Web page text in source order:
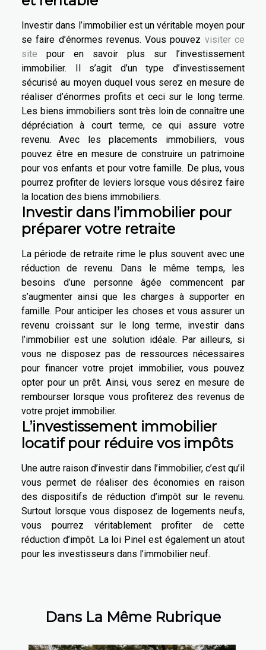
Investir dans l’immobilier est un véritable moyen pour
se faire d’énormes revenus. Vous pouvez visiter ce
site pour en savoir plus sur l’investissement
immobilier. Il s’agit d’un type d’investissement
sécurisé au moyen duquel vous serez en mesure de
réaliser d’énormes profits et ceci sur le long terme.
Les biens immobiliers sont très loin de connaître une
dépréciation à court terme, ce qui assure votre
revenu. Avec les placements immobiliers, vous
pouvez être en mesure de construire un patrimoine
pour vos enfants et pour votre famille. De plus, vous
pourrez profiter de leviers lorsque vous désirez faire
la location des biens immobiliers.
Investir dans l’immobilier pour
préparer votre retraite
La période de retraite rime le plus souvent avec une
réduction de revenu. Dans le même temps, les
besoins d’une personne âgée commencent par
s’augmenter ainsi que les charges à supporter en
famille. Pour anticiper les choses et vous assurer un
revenu croissant sur le long terme, investir dans
l’immobilier est une solution idéale. Par ailleurs, si
vous ne disposez pas de ressources nécessaires
pour financer votre projet immobilier, vous pouvez
opter pour un prêt. Ainsi, vous serez en mesure de
rembourser lorsque vous profiterez des revenus de
votre projet immobilier.
L’investissement immobilier
locatif pour réduire vos impôts
Une autre raison d’investir dans l’immobilier, c’est qu’il
vous permet de réaliser des économies en raison
des dispositifs de réduction d’impôt sur le revenu.
Surtout lorsque vous disposez de logements neufs,
vous pourrez véritablement profiter de cette
réduction d’impôt. La loi Pinel est également un atout
pour les investisseurs dans l’immobilier neuf.
Dans La Même Rubrique